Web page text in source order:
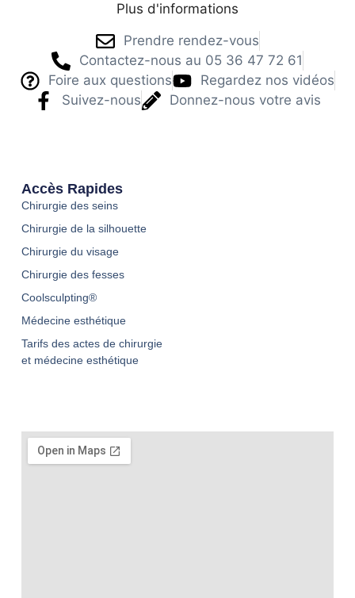
Plus d'informations
Prendre rendez-vous
Contactez-nous au 05 36 47 72 61
Foire aux questions
Regardez nos vidéos
Suivez-nous
Donnez-nous votre avis
Accès Rapides
Chirurgie des seins
Chirurgie de la silhouette
Chirurgie du visage
Chirurgie des fesses
Coolsculpting®
Médecine esthétique
Tarifs des actes de chirurgie
et médecine esthétique